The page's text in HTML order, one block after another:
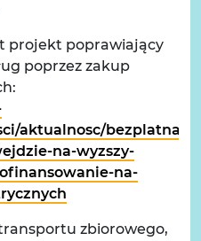
projekt poprawiający
poprzez zakup
aktualnosc/bezplatna-
na-wyzszy-
na-
zbiorowego,